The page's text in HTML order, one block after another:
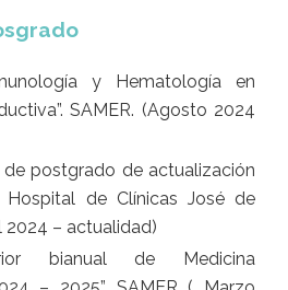
y Hematología en
SAMER. (Agosto 2024
de postgrado de actualización
Hospital de Clínicas José de
2024 – actualidad)
bianual de Medicina